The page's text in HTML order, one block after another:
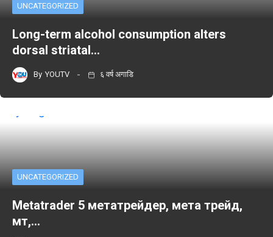
UNCATEGORIZED
Long-term alcohol consumption alters
dorsal striatal…
By YOUTV ६ वर्ष अगाडि
UNCATEGORIZED
Metatrader 5 метатрейдер, мета трейд,
мт,…